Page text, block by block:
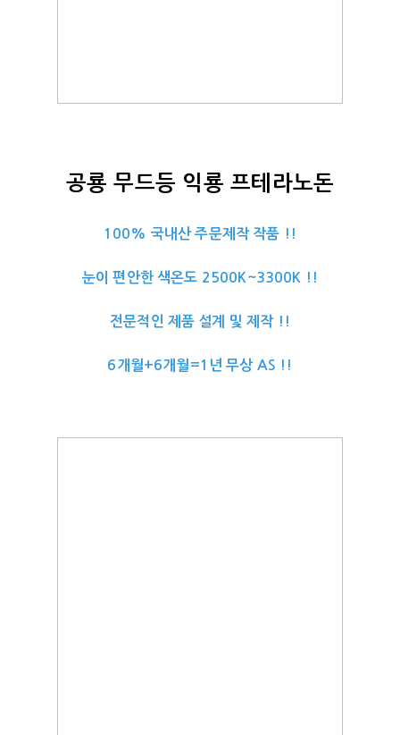
공룡 무드등 익룡 프테라노돈
100% 국내산 주문제작 작품 !!
눈이 편안한 색온도 2500K~3300K !!
전문적인 제품 설계 및 제작 !!
6개월+6개월=1년 무상 AS !!